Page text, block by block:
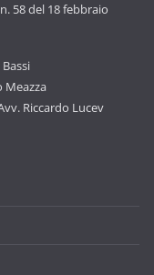
58 del 18 febbraio
Meazza
Riccardo Lucev